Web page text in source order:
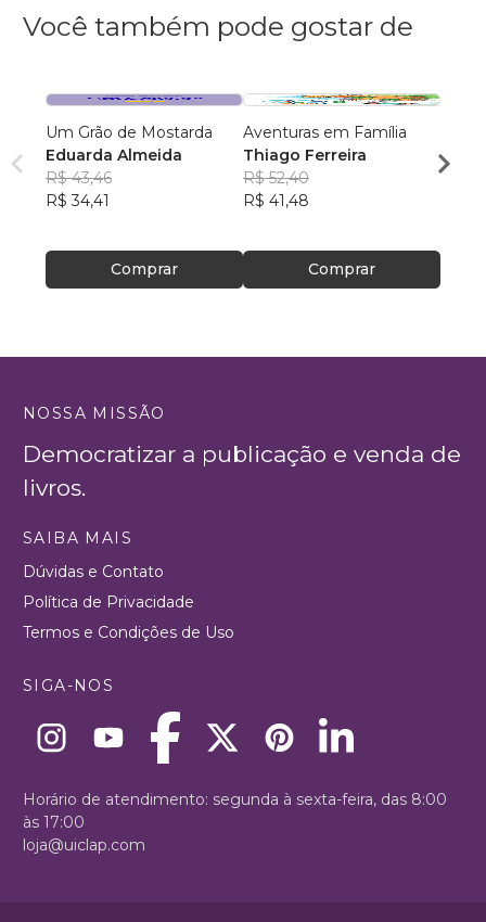
Você também pode gostar de
Um Grão de Mostarda
Eduarda Almeida
R$ 43,46
R$ 34,41
Comprar
Aventuras em Família
Thiago Ferreira
R$ 52,40
R$ 41,48
Comprar
o
NOSSA MISSÃO
Democratizar a publicação e venda de
livros.
SAIBA MAIS
Dúvidas e Contato
Política de Privacidade
Termos e Condições de Uso
SIGA-NOS
Horário de atendimento: segunda à sexta-feira, das 8:00
às 17:00
loja@uiclap.com